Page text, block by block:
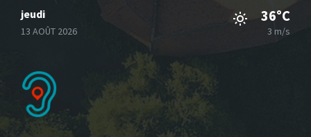
jeudi
13 AOÛT 2026
36°C
3 m/s